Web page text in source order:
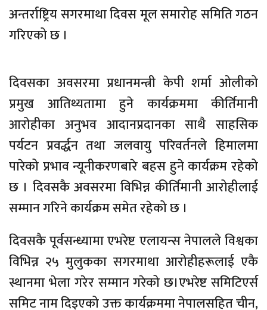
अन्तर्राष्ट्रिय सगरमाथा दिवस मूल समारोह समिति गठन
गरिएको छ ।
दिवसका अवसरमा प्रधानमन्त्री केपी शर्मा ओलीको
प्रमुख आतिथ्यतामा हुने कार्यक्रममा कीर्तिमानी
आरोहीका अनुभव आदानप्रदानका साथै साहसिक
पर्यटन प्रवर्द्धन तथा जलवायु परिवर्तनले हिमालमा
पारेको प्रभाव न्यूनीकरणबारे बहस हुने कार्यक्रम रहेको
छ । दिवसकै अवसरमा विभिन्न कीर्तिमानी आरोहीलाई
सम्मान गरिने कार्यक्रम समेत रहेको छ ।
दिवसकै पूर्वसन्ध्यामा एभरेष्ट एलायन्स नेपालले विश्वका
विभिन्न २५ मुलुकका सगरमाथा आरोहीहरूलाई एकै
स्थानमा भेला गरेर सम्मान गरेको छ।एभरेष्ट समिटिएर्स
समिट नाम दिइएको उक्त कार्यक्रममा नेपालसहित चीन,